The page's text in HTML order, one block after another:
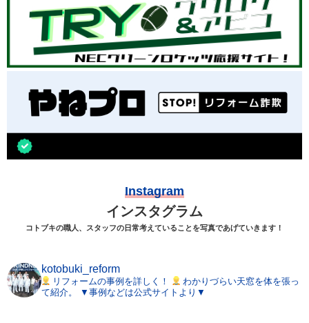
Instagram
インスタグラム
コトブキの職人、スタッフの日常考えていることを写真であげていきます！
kotobuki_reform
リフォームの事例を詳しく！
わかりづらい天窓を体を張っ
て紹介。
▼事例などは公式サイトより▼